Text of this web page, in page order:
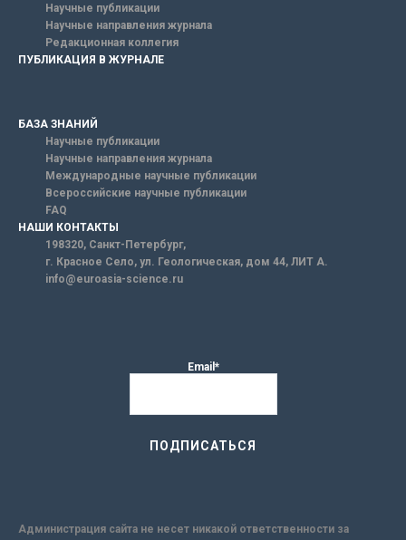
Научные публикации
Научные направления журнала
Редакционная коллегия
ПУБЛИКАЦИЯ В ЖУРНАЛЕ
БАЗА ЗНАНИЙ
Научные публикации
Научные направления журнала
Международные научные публикации
Всероссийские научные публикации
FAQ
НАШИ КОНТАКТЫ
198320, Санкт-Петербург,
г. Красное Село, ул. Геологическая, дом 44, ЛИТ А.
info@euroasia-science.ru
Email*
Администрация сайта не несет никакой ответственности за